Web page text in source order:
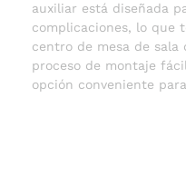
auxiliar está diseñada
complicaciones, lo que
centro de mesa de sala
proceso de montaje
opción conveniente